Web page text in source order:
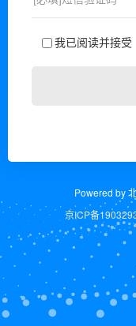
我已阅读并接受
Powered by
京ICP备